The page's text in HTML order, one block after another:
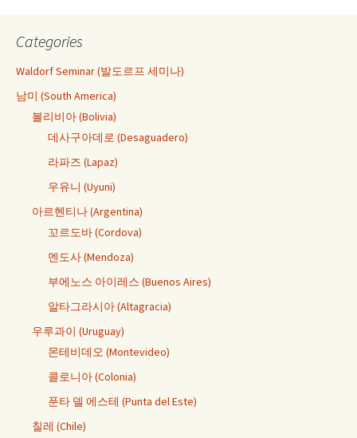
Categories
Waldorf Seminar (발도르프 세미나)
남미 (South America)
볼리비아 (Bolivia)
데사구아데로 (Desaguadero)
라파즈 (Lapaz)
우유니 (Uyuni)
아르헨티나 (Argentina)
꼬르도바 (Cordova)
멘도사 (Mendoza)
부에노스 아이레스 (Buenos Aires)
알타그라시아 (Altagracia)
우루과이 (Uruguay)
몬테비데오 (Montevideo)
콜로니아 (Colonia)
푼타 델 에스테 (Punta del Este)
칠레 (Chile)